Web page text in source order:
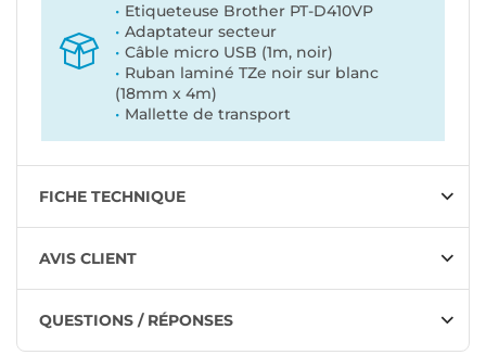
Etiqueteuse Brother PT-D410VP
Adaptateur secteur
Câble micro USB (1m, noir)
Ruban laminé TZe noir sur blanc
(18mm x 4m)
Mallette de transport
FICHE TECHNIQUE
AVIS CLIENT
QUESTIONS / RÉPONSES